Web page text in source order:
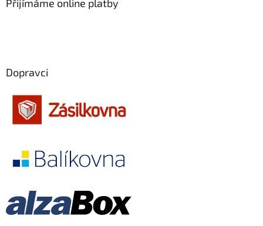
Jennifer Lopez
Jiří Macháček 30
Meryl Streep 30
Cate Blanchett 29
Přijímáme online platby
Dopravci